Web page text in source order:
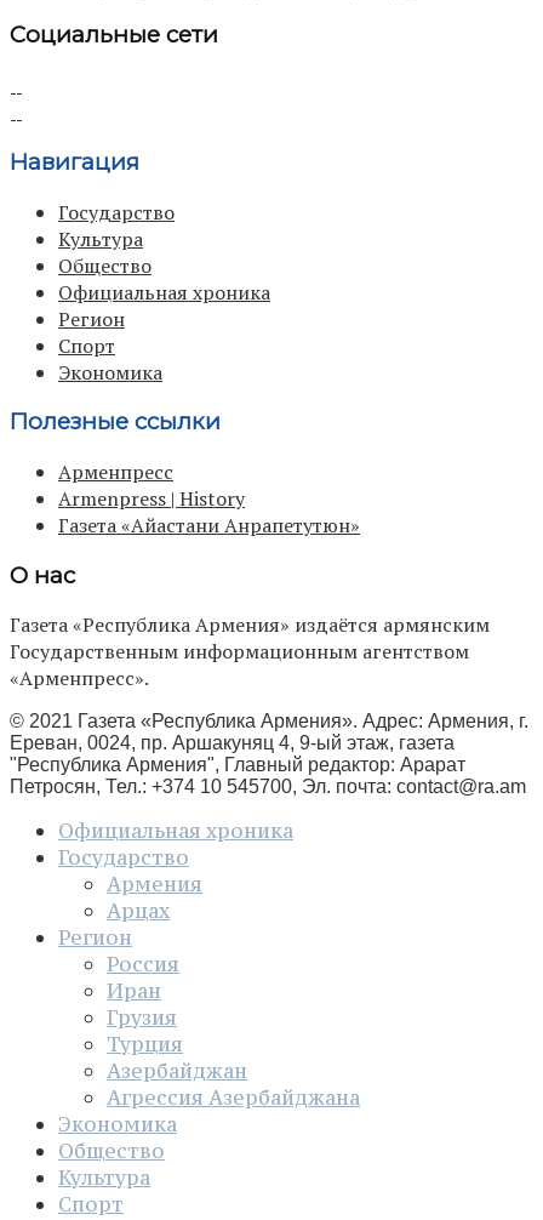
Социальные сети
Навигация
Государство
Культура
Общество
Официальная хроника
Регион
Спорт
Экономика
Полезные ссылки
Арменпресс
Armenpress | History
Газета «Айастани Анрапетутюн»
О нас
Газета «Республика Армения» издаётся армянским
Государственным информационным агентством
«Арменпресс».
© 2021 Газета «Республика Армения». Адрес: Армения, г.
Ереван, 0024, пр. Аршакуняц 4, 9-ый этаж, газета
"Республика Армения", Главный редактор: Арарат
Петросян, Тел.: +374 10 545700, Эл. почта: contact@ra.am
Официальная хроника
Государство
Армения
Арцах
Регион
Россия
Иран
Грузия
Турция
Азербайджан
Агрессия Азербайджана
Экономика
Общество
Культура
Спорт